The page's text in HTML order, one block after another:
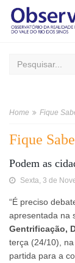
Home Fique
Fique
Podem as
Sexta, 3 de
“É preciso
apresentada na
Gentrificação,
terça (24/10),
partida para a